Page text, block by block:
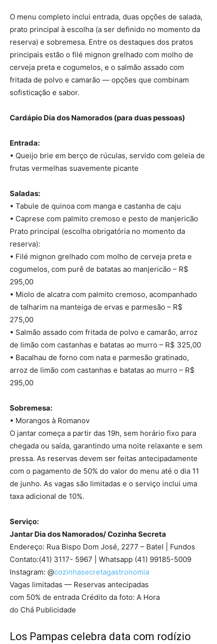
O menu completo inclui entrada, duas opções de salada,
prato principal à escolha (a ser definido no momento da
reserva) e sobremesa. Entre os destaques dos pratos
principais estão o filé mignon grelhado com molho de
cerveja preta e cogumelos, e o salmão assado com
fritada de polvo e camarão — opções que combinam
sofisticação e sabor.
Cardápio Dia dos Namorados (para duas pessoas)
Entrada:
• Queijo brie em berço de rúculas, servido com geleia de
frutas vermelhas suavemente picante
Saladas:
• Tabule de quinoa com manga e castanha de caju
• Caprese com palmito cremoso e pesto de manjericão
Prato principal (escolha obrigatória no momento da
reserva):
• Filé mignon grelhado com molho de cerveja preta e
cogumelos, com purê de batatas ao manjericão – R$
295,00
• Miolo de alcatra com palmito cremoso, acompanhado
de talharim na manteiga de ervas e parmesão – R$
275,00
• Salmão assado com fritada de polvo e camarão, arroz
de limão com castanhas e batatas ao murro – R$ 325,00
• Bacalhau de forno com nata e parmesão gratinado,
arroz de limão com castanhas e batatas ao murro – R$
295,00
Sobremesa:
• Morangos à Romanov
O jantar começa a partir das 19h, sem horário fixo para
chegada ou saída, garantindo uma noite relaxante e sem
pressa. As reservas devem ser feitas antecipadamente
com o pagamento de 50% do valor do menu até o dia 11
de junho. As vagas são limitadas e o serviço inclui uma
taxa adicional de 10%.
Serviço:
Jantar Dia dos Namorados/ Cozinha Secreta
Endereço: Rua Bispo Dom José, 2277 – Batel | Fundos
Contato:(41) 3117- 5967 | Whatsapp (41) 99185-5009
Instagram: @cozinhasecretagastronomia
Vagas limitadas — Reservas antecipadas
com 50% de entrada Crédito da foto: A Hora
do Chá Publicidade
Los Pampas celebra data com rodízio